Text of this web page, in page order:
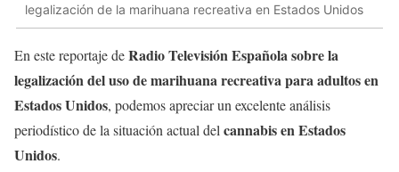
legalización de la marihuana recreativa en Estados Unidos
En este reportaje deRadio Televisión Española sobre la
legalización del uso de marihuana recreativa para adultos en
Estados Unidos, podemos apreciar un excelente análisis
periodístico de la situación actual del cannabis en Estados
Unidos.